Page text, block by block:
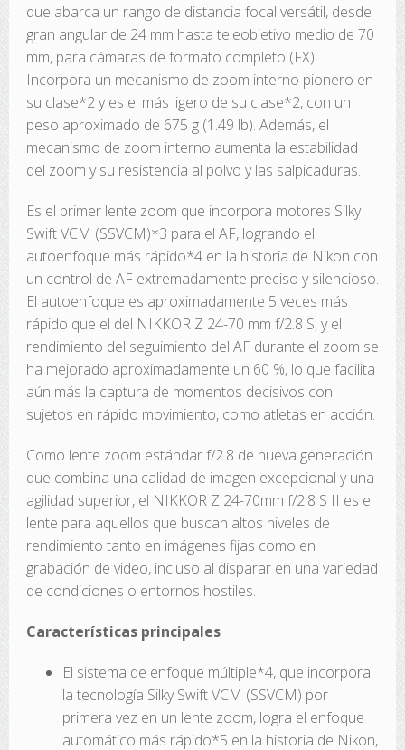
que abarca un rango de distancia focal versátil, desde
gran angular de 24 mm hasta teleobjetivo medio de 70
mm, para cámaras de formato completo (FX).
Incorpora un mecanismo de zoom interno pionero en
su clase*2 y es el más ligero de su clase*2, con un
peso aproximado de 675 g (1.49 lb). Además, el
mecanismo de zoom interno aumenta la estabilidad
del zoom y su resistencia al polvo y las salpicaduras.
Es el primer lente zoom que incorpora motores Silky
Swift VCM (SSVCM)*3 para el AF, logrando el
autoenfoque más rápido*4 en la historia de Nikon con
un control de AF extremadamente preciso y silencioso.
El autoenfoque es aproximadamente 5 veces más
rápido que el del NIKKOR Z 24-70 mm f/2.8 S, y el
rendimiento del seguimiento del AF durante el zoom se
ha mejorado aproximadamente un 60 %, lo que facilita
aún más la captura de momentos decisivos con
sujetos en rápido movimiento, como atletas en acción.
Como lente zoom estándar f/2.8 de nueva generación
que combina una calidad de imagen excepcional y una
agilidad superior, el NIKKOR Z 24-70mm f/2.8 S II es el
lente para aquellos que buscan altos niveles de
rendimiento tanto en imágenes fijas como en
grabación de video, incluso al disparar en una variedad
de condiciones o entornos hostiles.
Características principales
El sistema de enfoque múltiple*4, que incorpora
la tecnología Silky Swift VCM (SSVCM) por
primera vez en un lente zoom, logra el enfoque
automático más rápido*5 en la historia de Nikon,